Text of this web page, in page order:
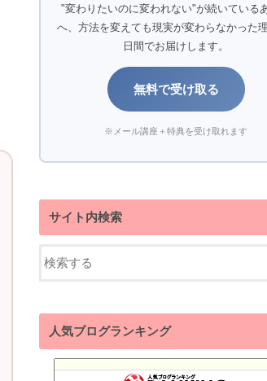
"変わりたいのに変われない"が続いている
へ、方法を変えても現実が変わらなかった
日間でお届けします。
無料で受け取る
※メール講座＋特典を受け取れます
サイト内検索
人気ブログランキング